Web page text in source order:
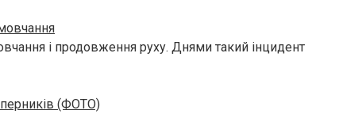
і продовження руху. Днями такий інцидент
(ФОТО)